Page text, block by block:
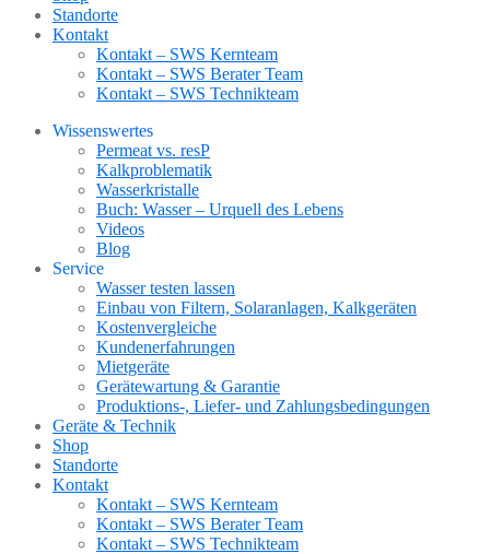
Standorte
Kontakt
Kontakt – SWS Kernteam
Kontakt – SWS Berater Team
Kontakt – SWS Technikteam
Wissenswertes
Permeat vs. resP
Kalkproblematik
Wasserkristalle
Buch: Wasser – Urquell des Lebens
Videos
Blog
Service
Wasser testen lassen
Einbau von Filtern, Solaranlagen, Kalkgeräten
Kostenvergleiche
Kundenerfahrungen
Mietgeräte
Gerätewartung & Garantie
Produktions-, Liefer- und Zahlungsbedingungen
Geräte & Technik
Shop
Standorte
Kontakt
Kontakt – SWS Kernteam
Kontakt – SWS Berater Team
Kontakt – SWS Technikteam